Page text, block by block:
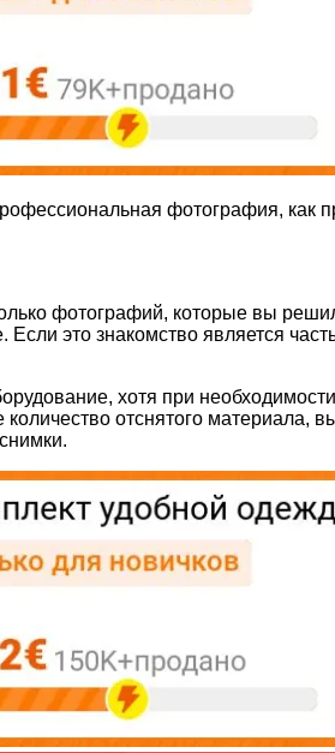
фотография, как
фотографий, которые вы
Если это знакомство является
хотя при
отснятого материала,